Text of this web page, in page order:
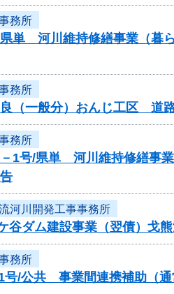
務所
県単 河川維持修繕事業（暮
務所
（一般分）おんじ工区 道
務所
－1号/県単 河川維持修繕事
河川開発工事事務所
谷ダム建設事業（翌債）戈
務所
号/公共 事業間連携補助（